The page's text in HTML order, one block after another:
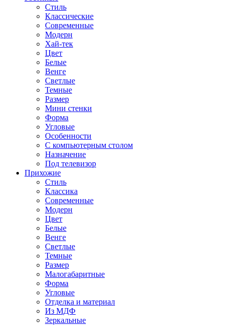
Стиль
Классические
Современные
Модерн
Хай-тек
Цвет
Белые
Венге
Светлые
Темные
Размер
Мини стенки
Форма
Угловые
Особенности
С компьютерным столом
Назначение
Под телевизор
Прихожие
Стиль
Классика
Современные
Модерн
Цвет
Белые
Венге
Светлые
Темные
Размер
Малогабаритные
Форма
Угловые
Отделка и материал
Из МДФ
Зеркальные